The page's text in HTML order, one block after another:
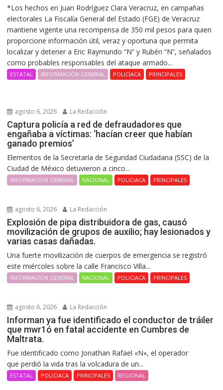
*Los hechos en Juan Rodríguez Clara Veracruz, en campañas
electorales La Fiscalía General del Estado (FGE) de Veracruz
mantiene vigente una recompensa de 350 mil pesos para quien
proporcione información útil, veraz y oportuna que permita
localizar y detener a Eric Raymundo “N” y Rubén “N”, señalados
como probables responsables del ataque armado...
ESTATAL INFORMACIÓN GENERAL POLICIACA PRINCIPALES
agosto 6, 2026 La Redacción
Captura policía a red de defraudadores que
engañaba a víctimas: ‘hacían creer que habían
ganado premios’
Elementos de la Secretaría de Seguridad Ciudadana (SSC) de la
Ciudad de México detuvieron a cinco...
INFORMACIÓN GENERAL NACIONAL POLICIACA PRINCIPALES
agosto 6, 2026 La Redacción
Explosión de pipa distribuidora de gas, causó
movilización de grupos de auxilio; hay lesionados y
varias casas dañadas.
Una fuerte movilización de cuerpos de emergencia se registró
este miércoles sobre la calle Francisco Villa...
INFORMACIÓN GENERAL NACIONAL POLICIACA PRINCIPALES
agosto 6, 2026 La Redacción
Informan ya fue identificado el conductor de tráiler
que mwr1ó en fatal accidente en Cumbres de
Maltrata.
Fue identificado como Jonathan Rafael «N», el operador
que perdió la vida tras la volcadura de un...
ESTATAL POLICIACA PRINCIPALES REGIONAL